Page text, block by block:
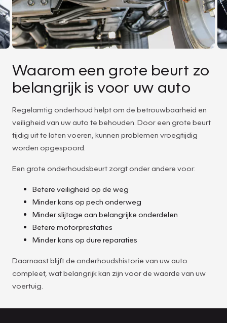
Waarom een grote beurt zo
belangrijk is voor uw auto
Regelamtig onderhoud helpt om de betrouwbaarheid en
veiligheid van uw auto te behouden. Door een grote beurt
tijdig uit te laten voeren, kunnen problemen vroegtijdig
worden opgespoord.
Een grote onderhoudsbeurt zorgt onder andere voor:
Betere veiligheid op de weg
Minder kans op pech onderweg
Minder slijtage aan belangrijke onderdelen
Betere motorprestaties
Minder kans op dure reparaties
Daarnaast blijft de onderhoudshistorie van uw auto
compleet, wat belangrijk kan zijn voor de waarde van uw
voertuig.